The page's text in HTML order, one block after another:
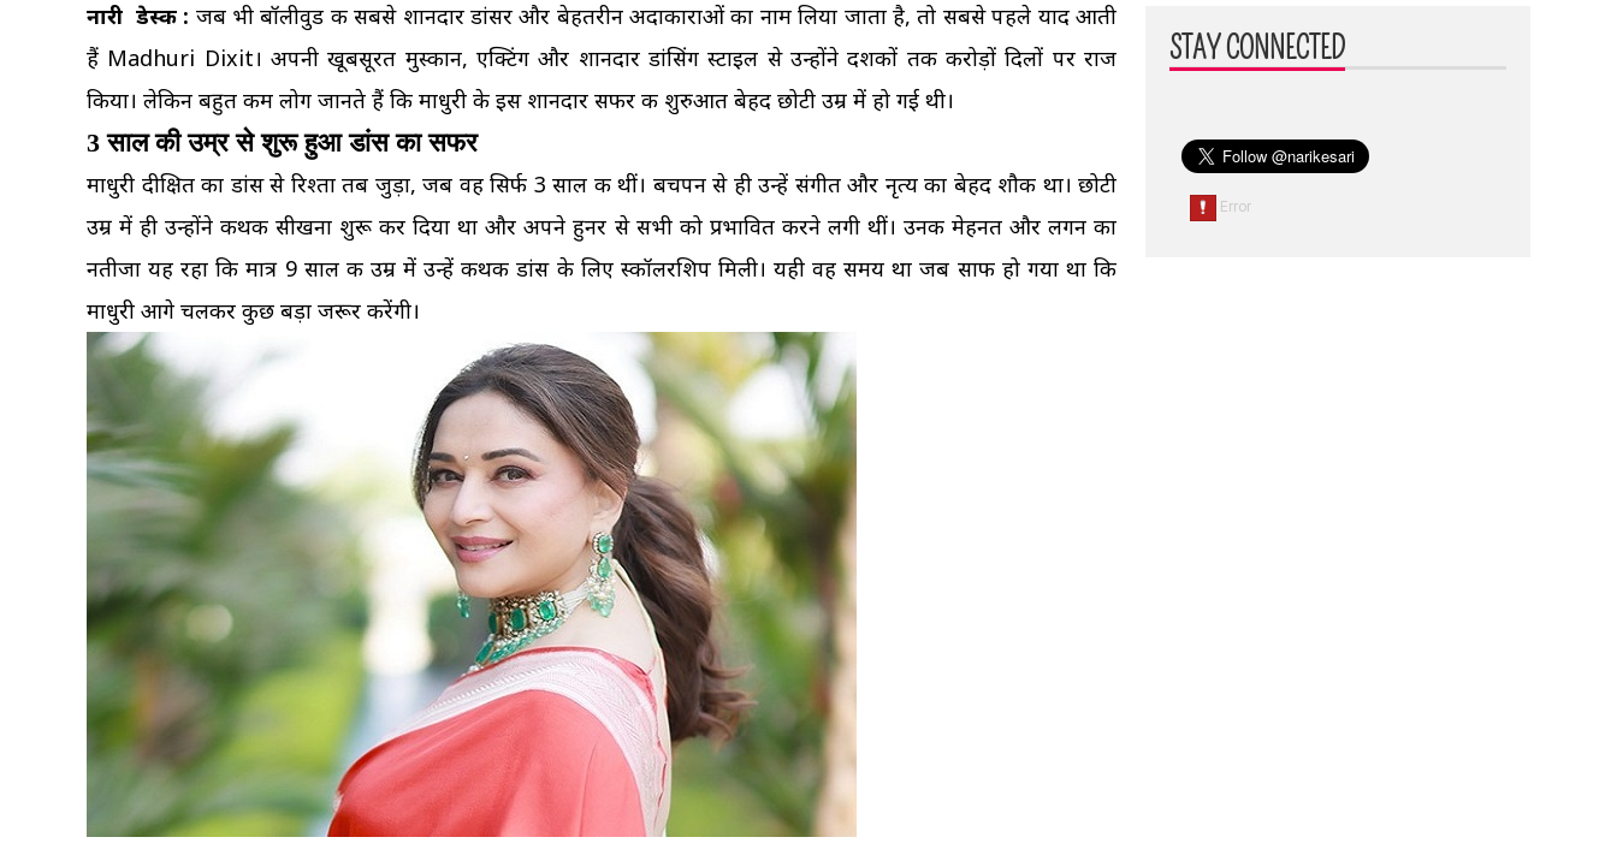
नारी डेस्क : जब भी बॉलीवुड की सबसे शानदार डांसर और बेहतरीन अदाकाराओं का नाम लिया जाता है, तो सबसे पहले याद आती
हैं Madhuri Dixit। अपनी खूबसूरत मुस्कान, एक्टिंग और शानदार डांसिंग स्टाइल से उन्होंने दशकों तक करोड़ों दिलों पर राज
किया। लेकिन बहुत कम लोग जानते हैं कि माधुरी के इस शानदार सफर की शुरुआत बेहद छोटी उम्र में हो गई थी।
3 साल की उम्र से शुरू हुआ डांस का सफर
माधुरी दीक्षित का डांस से रिश्ता तब जुड़ा, जब वह सिर्फ 3 साल की थीं। बचपन से ही उन्हें संगीत और नृत्य का बेहद शौक था। छोटी
उम्र में ही उन्होंने कथक सीखना शुरू कर दिया था और अपने हुनर से सभी को प्रभावित करने लगी थीं। उनकी मेहनत और लगन का
नतीजा यह रहा कि मात्र 9 साल की उम्र में उन्हें कथक डांस के लिए स्कॉलरशिप मिली। यही वह समय था जब साफ हो गया था कि
माधुरी आगे चलकर कुछ बड़ा जरूर करेंगी।
STAY CONNECTED